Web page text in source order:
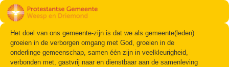
Het doel van ons gemeente-zijn is dat we als gemeente(leden)
groeien in de verborgen omgang met God, groeien in de
onderlinge gemeenschap, samen één zijn in veelkleurigheid,
verbonden met, gastvrij naar en dienstbaar aan de samenleving